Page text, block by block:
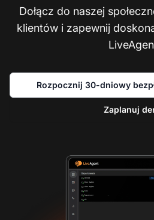
Dołącz do naszej
klientów i zapewnij
Rozpocznij 30-dniowy
Zaplanuj